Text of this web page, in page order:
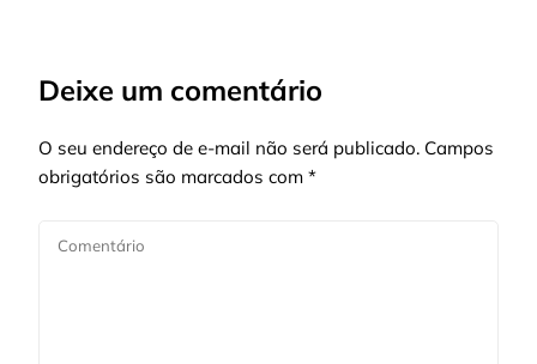
Deixe um comentário
O seu endereço de e-mail não será publicado. Campos
obrigatórios são marcados com *